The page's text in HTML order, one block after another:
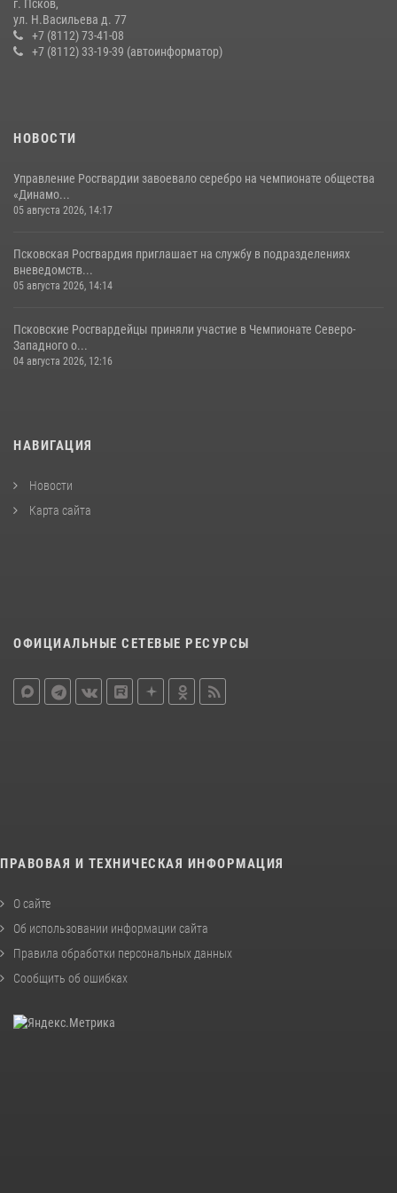
Сотрудники вневедомственной охраны Росгвардии за минувшие
сутки пресекли в областном центре серию краж
22 июля 2026, 10:19
16 июля 2026, 10:24
г. Псков,
ул. Н.Васильева д. 77
+7 (8112) 73-41-08
+7 (8112) 33-19-39 (автоинформатор)
НОВОСТИ
Управление Росгвардии завоевало серебро на чемпионате общества
«Динамо...
05 августа 2026, 14:17
Псковская Росгвардия приглашает на службу в подразделениях
вневедомств...
05 августа 2026, 14:14
Псковские Росгвардейцы приняли участие в Чемпионате Северо-
Западного о...
04 августа 2026, 12:16
НАВИГАЦИЯ
Новости
Карта сайта
ОФИЦИАЛЬНЫЕ СЕТЕВЫЕ РЕСУРСЫ
ПРАВОВАЯ И ТЕХНИЧЕСКАЯ ИНФОРМАЦИЯ
О сайте
Об использовании информации сайта
Правила обработки персональных данных
Сообщить об ошибках